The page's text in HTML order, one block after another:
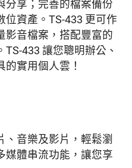
分享；完善的檔案備份
位資產。TS-433 更可作
影音檔案，搭配豐富的
433 讓您聰明辦公、
的實用個人雲！
、音樂及影片，輕鬆瀏
媒體串流功能，讓您享